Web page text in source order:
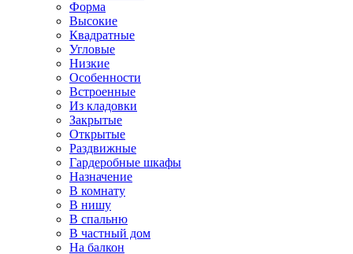
Форма
Высокие
Квадратные
Угловые
Низкие
Особенности
Встроенные
Из кладовки
Закрытые
Открытые
Раздвижные
Гардеробные шкафы
Назначение
В комнату
В нишу
В спальню
В частный дом
На балкон